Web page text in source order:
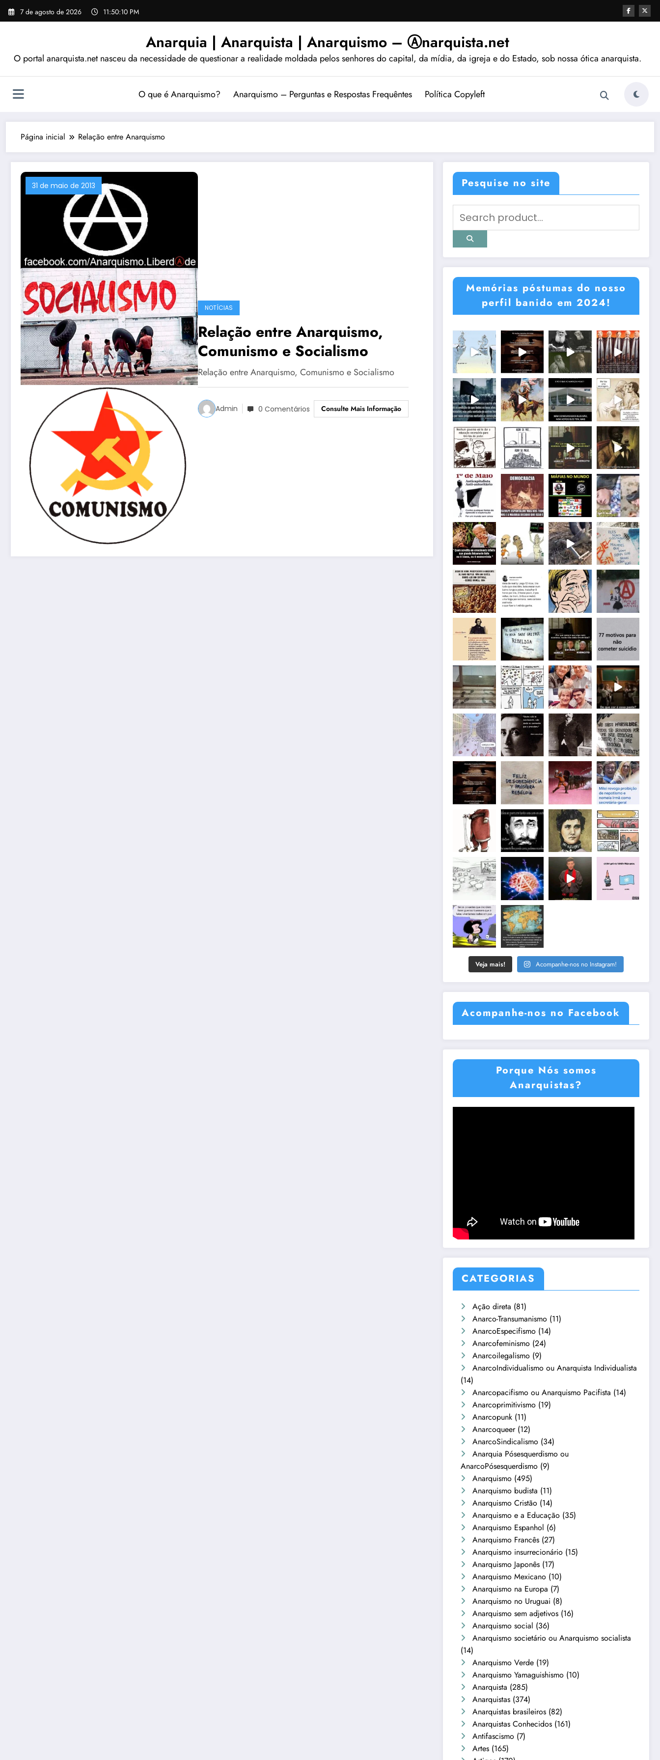
Pular
para
7 de agosto de 2026 11:50:11 PM
Anarquia | Anarquista | Anarquismo – Ⓐnarquista.net
O portal anarquista.net nasceu da necessidade de questionar a realidade moldada pelos senhores do capital, da mídia, da igreja e do Estado, sob nossa ótica anarquista.
O que é Anarquismo? Anarquismo – Perguntas e Respostas Frequêntes Política Copyleft
Página inicial Relação entre Anarquismo
31 de maio de 2013
NOTÍCIAS
Relação entre Anarquismo,
Comunismo e Socialismo
Relação entre Anarquismo, Comunismo e Socialismo
Admin 0 Comentários Consulte Mais Informação
Pesquise no site
Memórias póstumas do nosso
perfil banido em 2024!
Veja mais! Acompanhe-nos no Instagram!
Acompanhe-nos no Facebook
Porque Nós somos
Anarquistas?
CATEGORIAS
Ação direta (81)
Anarco-Transumanismo (11)
AnarcoEspecifismo (14)
Anarcofeminismo (24)
Anarcoilegalismo (9)
AnarcoIndividualismo ou Anarquista Individualista
(14)
Anarcopacifismo ou Anarquismo Pacifista (14)
Anarcoprimitivismo (19)
Anarcopunk (11)
Anarcoqueer(12)
AnarcoSindicalismo (34)
Anarquia Pósesquerdismo ou
AnarcoPósesquerdismo (9)
Anarquismo (495)
Anarquismo budista (11)
Anarquismo Cristão (14)
Anarquismo e a Educação (35)
Anarquismo Espanhol (6)
Anarquismo Francês (27)
Anarquismo insurrecionário (15)
Anarquismo Japonês (17)
Anarquismo Mexicano (10)
Anarquismo na Europa (7)
Anarquismo no Uruguai (8)
Anarquismo sem adjetivos (16)
Anarquismo social (36)
Anarquismo societário ou Anarquismo socialista
(14)
Anarquismo Verde (19)
Anarquismo Yamaguishismo (10)
Anarquista (285)
Anarquistas (374)
Anarquistas brasileiros (82)
Anarquistas Conhecidos (161)
Antifascismo (7)
Artes (165)